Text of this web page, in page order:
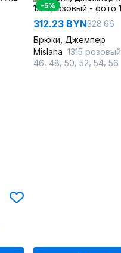
-5%
312.23 BYN328.66
Брюки, Джемпер
Mislana 1315 розовый
46 48 50 52 54 56